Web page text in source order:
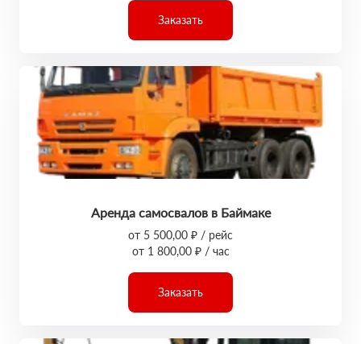
Заказать
Аренда самосвалов в Баймаке
от 5 500,00 ₽ / рейс
от 1 800,00 ₽ / час
Заказать